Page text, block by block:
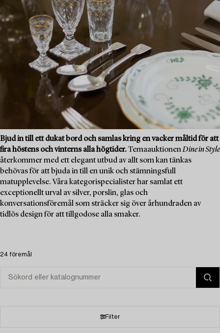
Bjud in till ett dukat bord och samlas kring en vacker måltid för att
fira höstens och vinterns alla högtider.TemaauktionenDine in Style
återkommer med ett elegant utbud av allt som kan tänkas
behövas för att bjuda in till en unik och stämningsfull
matupplevelse. Våra kategorispecialister har samlat ett
exceptionellt urval av silver, porslin, glas och
konversationsföremål som sträcker sig över århundraden av
tidlös design för att tillgodose alla smaker.
24 föremål
Filter